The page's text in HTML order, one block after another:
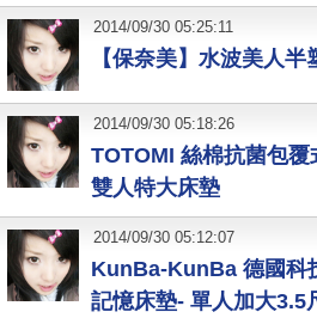
【保奈美】水波美人半
2014/09/30 05:25:11
TOTOMI 絲棉抗菌包
雙人特大床墊
2014/09/30 05:18:26
KunBa-KunBa 德國科
記憶床墊- 單人加大3.5
2014/09/30 05:12:07